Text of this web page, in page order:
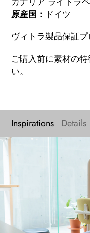
原産国： ドイツ
ヴィトラ製品保証
ご購入前に素材の特
い。
Inspirations Details